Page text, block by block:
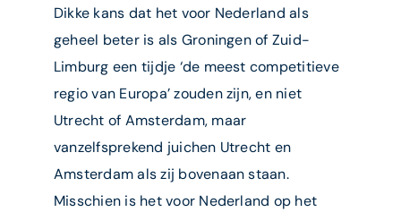
Dikke kans dat het voor Nederland als
geheel beter is als Groningen of Zuid-
Limburg een tijdje ‘de meest competitieve
regio van Europa’ zouden zijn, en niet
Utrecht of Amsterdam, maar
vanzelfsprekend juichen Utrecht en
Amsterdam als zij bovenaan staan.
Misschien is het voor Nederland op het